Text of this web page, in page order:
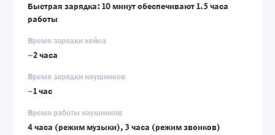
Быстрая зарядка: 10 минут обеспечивают 1.5 часа
работы
Время зарядки кейса
~2 часа
Время зарядки наушников
~1 час
Время работы наушников
4 часа (режим музыки), 3 часа (режим звонков)